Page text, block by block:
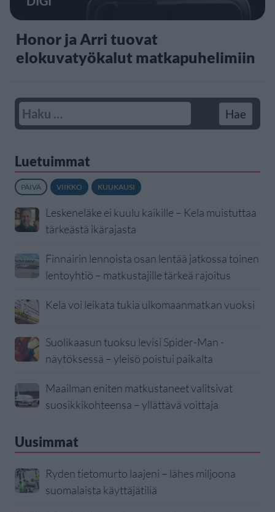
Honor ja Arri tuovat
elokuvatyökalut matkapuhelimiin
Luetuimmat
PÄIVÄ VIIKKO KUUKAUSI
Leskeneläke ei kuulu kaikille – Kela muistuttaa
tärkeästä ikärajasta
Finnairin lennoista osan lentää jatkossa toinen
lentoyhtiö – matkustajille tärkeä rajoitus
Kela voi leikata tukia ulkomaanmatkan vuoksi
Suolikaasun tuoksu levisi Spider-Man -
näytöksessä – yleisö poistui paikalta
Maailman eniten matkustaneet valitsivat
suosikkikohteensa – yllättävä voittaja
Uusimmat
Ryden tietomurto laajeni – lähes miljoona
suomalaista käyttäjätiliä